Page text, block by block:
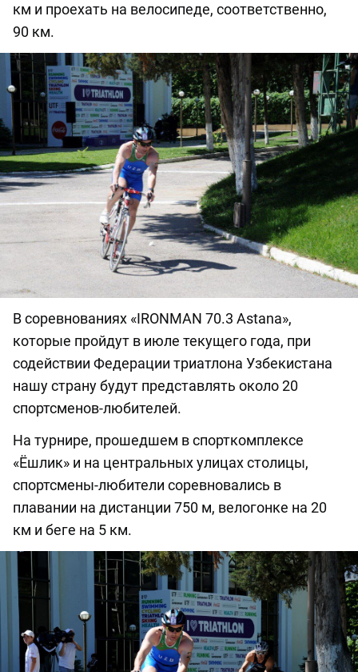
км и проехать на велосипеде, соответственно,
90 км.
В соревнованиях «IRONMAN 70.3 Astana»,
которые пройдут в июле текущего года, при
содействии Федерации триатлона Узбекистана
нашу страну будут представлять около 20
спортсменов-любителей.
На турнире, прошедшем в спорткомплексе
«Ёшлик» и на центральных улицах столицы,
спортсмены-любители соревновались в
плавании на дистанции 750 м, велогонке на 20
км и беге на 5 км.